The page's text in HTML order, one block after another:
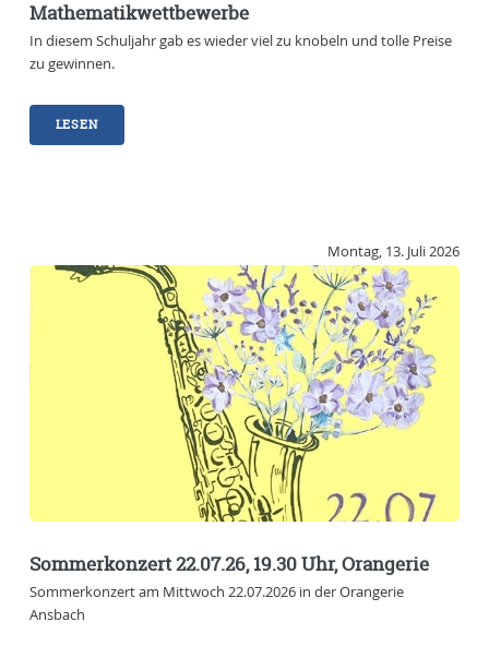
Mathematikwettbewerbe
In diesem Schuljahr gab es wieder viel zu knobeln und tolle Preise
zu gewinnen.
LESEN
Montag, 13. Juli 2026
Sommerkonzert 22.07.26, 19.30 Uhr, Orangerie
Sommerkonzert am Mittwoch 22.07.2026 in der Orangerie
Ansbach